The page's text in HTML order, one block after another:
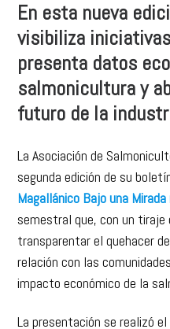
visibiliza
presenta datos
salmonicultura y
futuro de la
segunda edición de su
Magallánico Bajo una
semestral que, con un tiraje
transparentar el quehacer
relación con las
impacto económico de la
La presentación se realizó
marco de una conferencia